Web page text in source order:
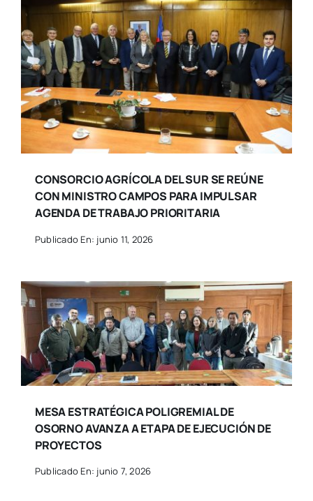
CONSORCIO AGRÍCOLA DEL SUR SE REÚNE
CON MINISTRO CAMPOS PARA IMPULSAR
AGENDA DE TRABAJO PRIORITARIA
Publicado En: junio 11, 2026
MESA ESTRATÉGICA POLIGREMIAL DE
OSORNO AVANZA A ETAPA DE EJECUCIÓN DE
PROYECTOS
Publicado En: junio 7, 2026